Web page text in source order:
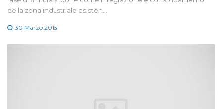
della zona industriale esisten…
30 Marzo 2015